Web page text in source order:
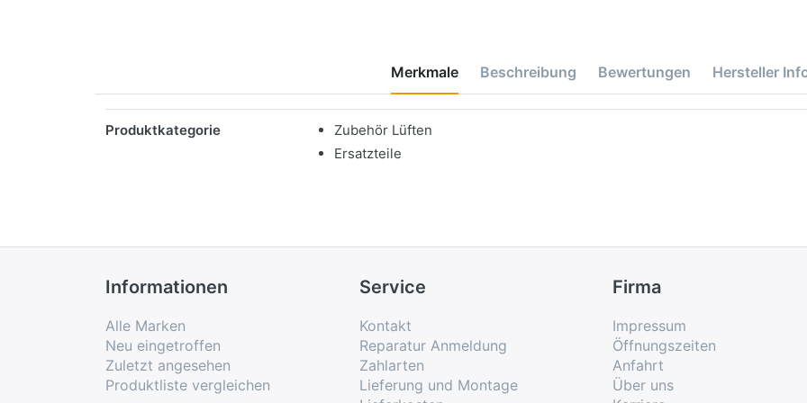
Merkmale Beschreibung Bewertungen Hersteller
Produktkategorie
Zubehör Lüften
Ersatzteile
Informationen
Alle Marken
Neu eingetroffen
Zuletzt angesehen
Produktliste vergleichen
Service
Kontakt
Reparatur Anmeldung
Zahlarten
Lieferung und Montage
Firma
Impressum
Öffnungszeiten
Anfahrt
Über uns